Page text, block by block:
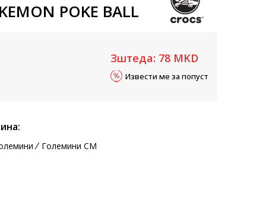
POKE BALL
Зштеда: 78 MKD
Извести ме за попуст
Големини CM